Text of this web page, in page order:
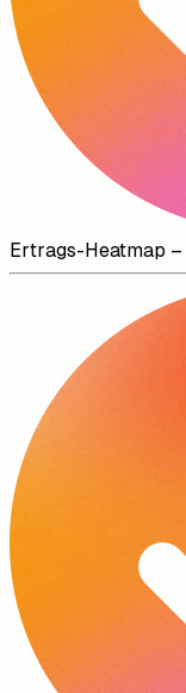
Ertrags-Heatmap –